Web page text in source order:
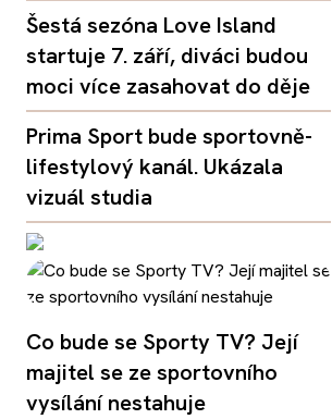
Šestá sezóna Love Island
startuje 7. září, diváci budou
moci více zasahovat do děje
Prima Sport bude sportovně-
lifestylový kanál. Ukázala
vizuál studia
Co bude se Sporty TV? Její
majitel se ze sportovního
vysílání nestahuje